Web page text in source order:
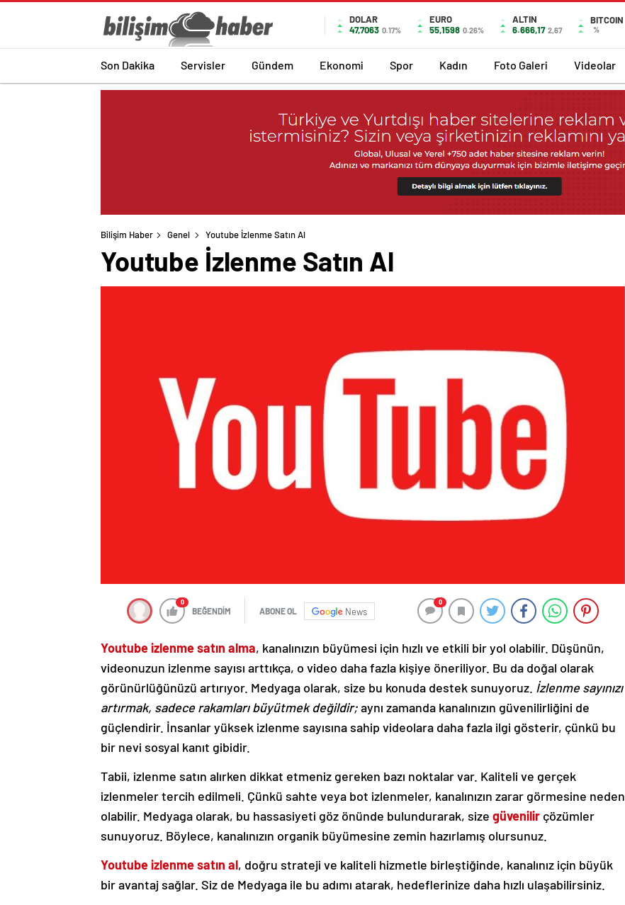
DOLAR
47,7063 0.17%
EURO
55,1598 0.26%
ALTIN
6.666,17 2,67
BITCOIN
%
Son Dakika Servisler Gündem Ekonomi Spor Kadın Foto Galeri Videolar
Bilişim Haber Genel Youtube İzlenme Satın Al
Youtube İzlenme Satın Al
0
BEĞENDİM ABONE OL News
0
Youtube izlenme satın alma, kanalınızın büyümesi için hızlı ve etkili bir yol olabilir. Düşünün,
videonuzun izlenme sayısı arttıkça, o video daha fazla kişiye öneriliyor. Bu da doğal olarak
görünürlüğünüzü artırıyor. Medyaga olarak, size bu konuda destek sunuyoruz. İzlenme sayınızı
artırmak, sadece rakamları büyütmek değildir;aynı zamanda kanalınızın güvenilirliğini de
güçlendirir. İnsanlar yüksek izlenme sayısına sahip videolara daha fazla ilgi gösterir, çünkü bu
bir nevi sosyal kanıt gibidir.
Tabii, izlenme satın alırken dikkat etmeniz gereken bazı noktalar var. Kaliteli ve gerçek
izlenmeler tercih edilmeli. Çünkü sahte veya bot izlenmeler, kanalınızın zarar görmesine neden
olabilir. Medyaga olarak, bu hassasiyeti göz önünde bulundurarak, size güvenilir çözümler
sunuyoruz. Böylece, kanalınızın organik büyümesine zemin hazırlamış olursunuz.
Youtube izlenme satın al, doğru strateji ve kaliteli hizmetle birleştiğinde, kanalınız için büyük
bir avantaj sağlar. Siz de Medyaga ile bu adımı atarak, hedeflerinize daha hızlı ulaşabilirsiniz.